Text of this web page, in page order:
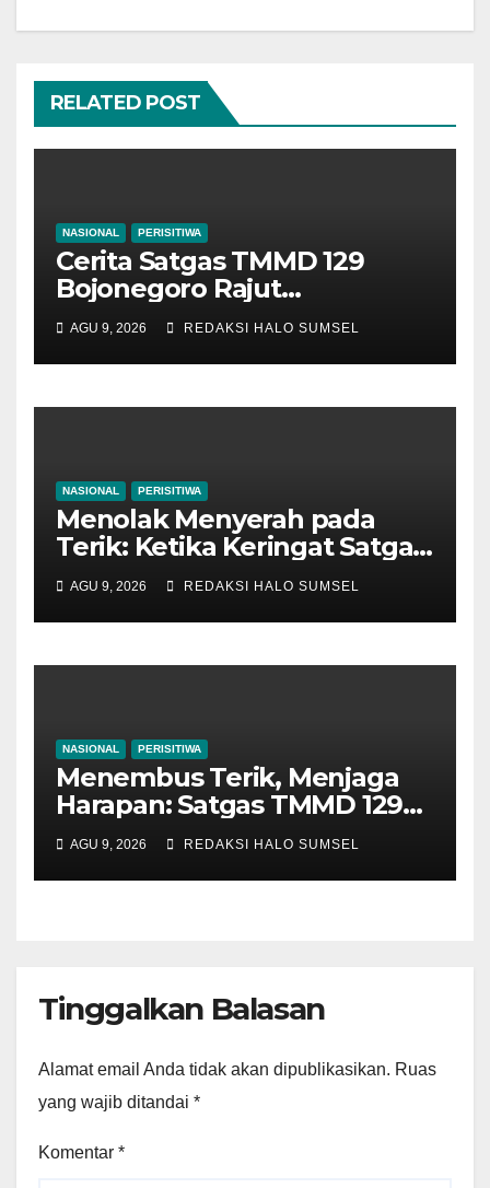
RELATED POST
NASIONAL PERISITIWA
Cerita Satgas TMMD 129
Bojonegoro Rajut
Kebersamaan di Jembatan
Brang Etan
AGU 9, 2026 REDAKSI HALO SUMSEL
NASIONAL PERISITIWA
Menolak Menyerah pada
Terik: Ketika Keringat Satgas
TMMD 129 Bojonegoro dan
Warga Kesongo Menyatu
Demi Jalan Masa Depan
AGU 9, 2026 REDAKSI HALO SUMSEL
NASIONAL PERISITIWA
Menembus Terik, Menjaga
Harapan: Satgas TMMD 129
Bojonegoro dan Warga
Bahu-Membahu Pasang
Genteng Rumah Bu Tini
AGU 9, 2026 REDAKSI HALO SUMSEL
Tinggalkan Balasan
Alamat email Anda tidak akan dipublikasikan. Ruas
yang wajib ditandai *
Komentar *